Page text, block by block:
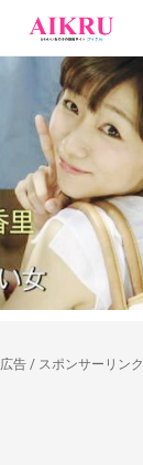
広告 / スポンサーリンク